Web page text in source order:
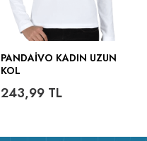
PANDAIVO KADIN UZUN
KOL
243,99TL